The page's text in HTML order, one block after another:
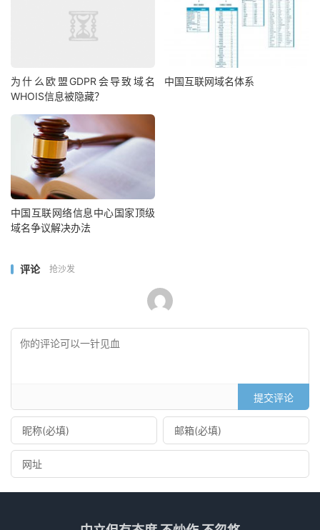
为什么欧盟GDPR会导致域名
WHOIS信息被隐藏？
中国互联网域名体系
中国互联网络信息中心国家顶级
域名争议解决办法
评论 抢沙发
提交评论